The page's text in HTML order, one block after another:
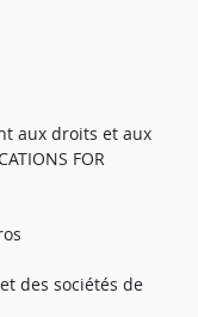
aux droits et aux
FOR
des sociétés de